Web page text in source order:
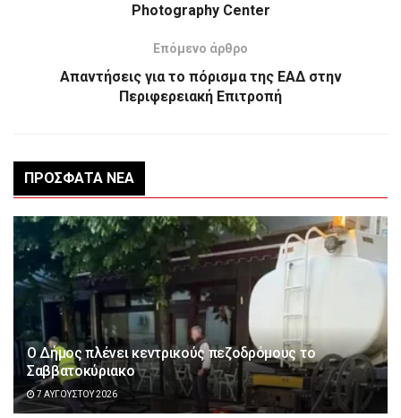
Photography Center
Επόμενο άρθρο
Απαντήσεις για το πόρισμα της ΕΑΔ στην
Περιφερειακή Επιτροπή
ΠΡΌΣΦΑΤΑ ΝΈΑ
Ο Δήμος πλένει κεντρικούς πεζοδρόμους το
Σαββατοκύριακο
7 ΑΥΓΟΎΣΤΟΥ 2026